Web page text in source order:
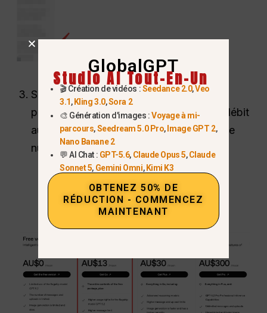
Sélectionner“Essai Go”et effectuer le
paiement à l'aide d'une carte de crédit/débit
australienne standard ou d'un portefeuille
numérique (Apple/Google Pay).
GlobalGPT
Studio AI Tout-En-Un
🎬 Création de vidéos :Seedance 2.0,Veo
3.1,Kling 3.0,Sora 2
🎨 Génération d'images :Voyage à mi-
parcours,Seedream 5.0 Pro,Image GPT 2,
Nano Banane 2
💬 AI Chat : GPT-5.6, Claude Opus 5,Claude
Sonnet 5, Gemini Omni,Kimi K3
OBTENEZ 50% DE
RÉDUCTION - COMMENCEZ
MAINTENANT